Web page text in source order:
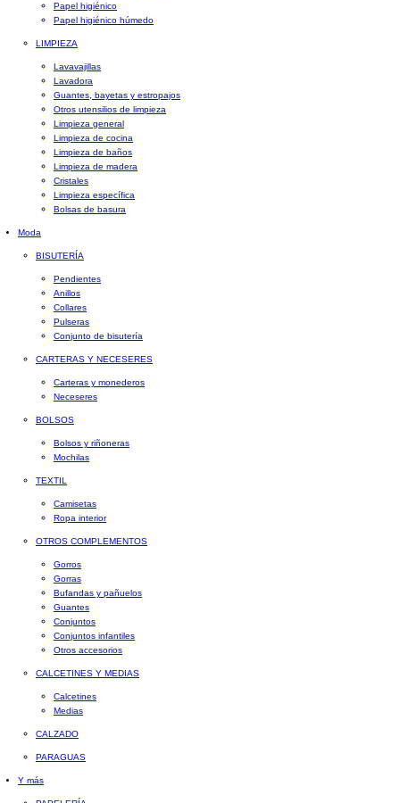
Papel higiénico
Papel higiénico húmedo
LIMPIEZA
Lavavajillas
Lavadora
Guantes, bayetas y estropajos
Otros utensilios de limpieza
Limpieza general
Limpieza de cocina
Limpieza de baños
Limpieza de madera
Cristales
Limpieza específica
Bolsas de basura
Moda
BISUTERÍA
Pendientes
Anillos
Collares
Pulseras
Conjunto de bisutería
CARTERAS Y NECESERES
Carteras y monederos
Neceseres
BOLSOS
Bolsos y riñoneras
Mochilas
TEXTIL
Camisetas
Ropa interior
OTROS COMPLEMENTOS
Gorros
Gorras
Bufandas y pañuelos
Guantes
Conjuntos
Conjuntos infantiles
Otros accesorios
CALCETINES Y MEDIAS
Calcetines
Medias
CALZADO
PARAGUAS
Y más